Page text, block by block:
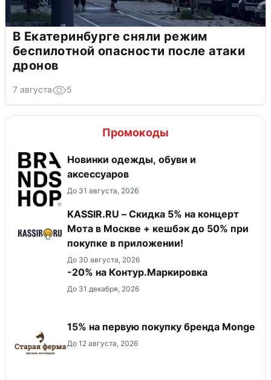
В Екатеринбурге сняли режим
беспилотной опасности после атаки
дронов
7 августа 5
Промокоды
Новинки одежды, обуви и
аксессуаров
До 31 августа, 2026
KASSIR.RU – Скидка 5% на концерт
Мота в Москве + кешбэк до 50% при
покупке в приложении!
До 30 августа, 2026
-20% на Контур.Маркировка
До 31 декабря, 2026
15% на первую покупку бренда Monge
До 12 августа, 2026